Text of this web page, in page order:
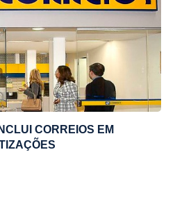
CORREIOS EM